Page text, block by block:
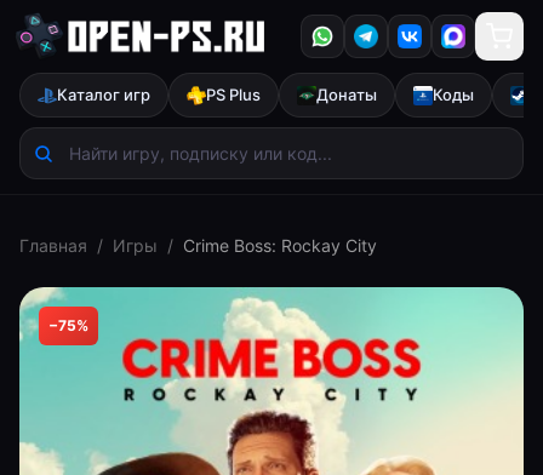
Каталог игр PS Plus Донаты Коды
Главная / Игры / Crime Boss: Rockay City
−75%